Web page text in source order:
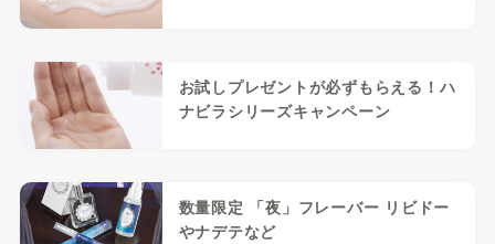
お試しプレゼントが必ずもらえる！ハ
ナビラシリーズキャンペーン
数量限定 「夜」フレーバー リビドー
やナデテなど